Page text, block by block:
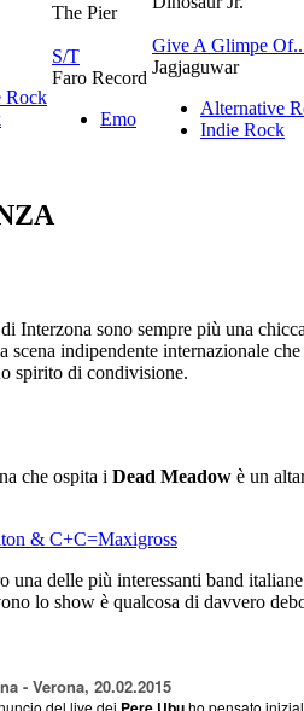
Rock
The Pier
S/T
Faro Record
Emo
Give A Glimpe
Jagjaguwar
Alternative
Indie Rock
Interzona sono sempre più una
scena indipendente internazionale
spirito di condivisione.
che ospita i Dead Meadow è un
& C+C=Maxigross
una delle più interessanti band
lo show è qualcosa di davvero
- Verona, 20.02.2015